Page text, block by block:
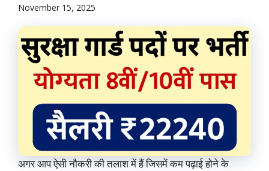
November 15, 2025
अगर आप ऐसी नौकरी की तलाश में हैं जिसमें कम पढ़ाई होने के